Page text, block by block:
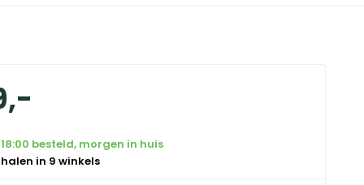
,-
besteld, morgen in huis
in 9 winkels